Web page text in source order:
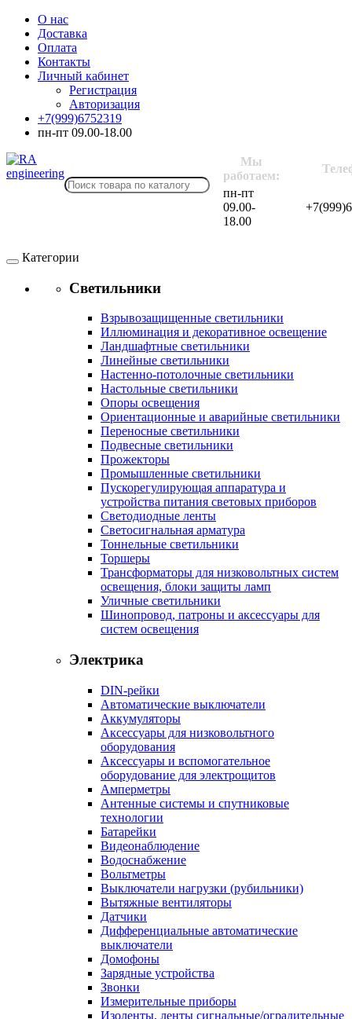
О нас
Доставка
Оплата
Контакты
Личный кабинет
Регистрация
Авторизация
+7(999)6752319
пн-пт 09.00-18.00
Мы
работаем:
пн-пт
09.00-
18.00
Категории
Светильники
Взрывозащищенные светильники
Иллюминация и декоративное освещение
Ландшафтные светильники
Линейные светильники
Настенно-потолочные светильники
Настольные светильники
Опоры освещения
Ориентационные и аварийные светильники
Переносные светильники
Подвесные светильники
Прожекторы
Промышленные светильники
Пускорегулирующая аппаратура и
устройства питания световых приборов
Светодиодные ленты
Светосигнальная арматура
Тоннельные светильники
Торшеры
Трансформаторы для низковольтных систем
освещения, блоки защиты ламп
Уличные светильники
Шинопровод, патроны и аксессуары для
систем освещения
Электрика
DIN-рейки
Автоматические выключатели
Аккумуляторы
Аксессуары для низковольтного
оборудования
Аксессуары и вспомогательное
оборудование для электрощитов
Амперметры
Антенные системы и спутниковые
технологии
Батарейки
Видеонаблюдение
Водоснабжение
Вольтметры
Выключатели нагрузки (рубильники)
Вытяжные вентиляторы
Датчики
Дифференциальные автоматические
выключатели
Домофоны
Зарядные устройства
Звонки
Измерительные приборы
Изоленты, ленты сигнальные/оградительные